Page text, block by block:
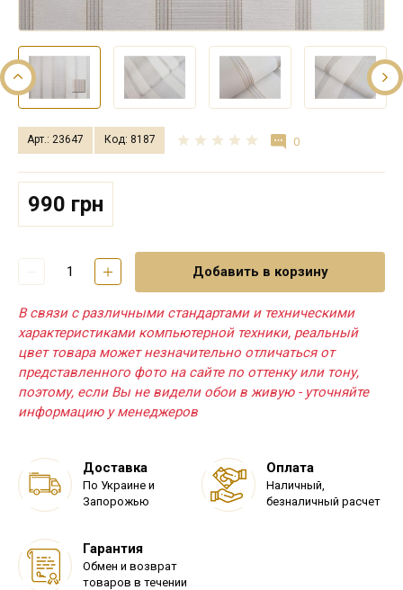
Арт.: 23647 Код: 8187 0
990 грн
Добавить в корзину
В связи с различными стандартами и техническими
характеристиками компьютерной техники, реальный
цвет товара может незначительно отличаться от
представленного фото на сайте по оттенку или тону,
поэтому, если Вы не видели обои в живую - уточняйте
информацию у менеджеров
Доставка
По Украине и
Запорожью
Оплата
Наличный,
безналичный расчет
Гарантия
Обмен и возврат
товаров в течении